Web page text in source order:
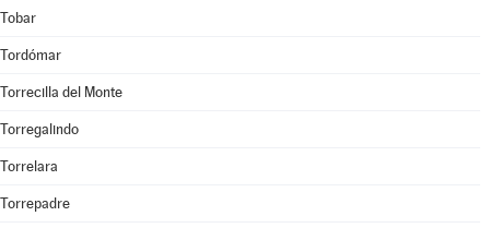
Tobar
Tordómar
Torrecilla del Monte
Torregalindo
Torrelara
Torrepadre